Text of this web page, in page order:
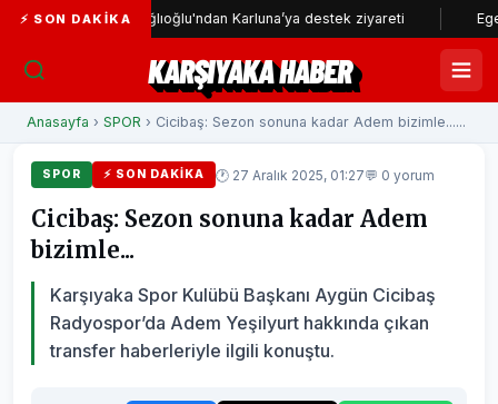
⚡ SON DAKIKA
Başkanı Dağlıoğlu'ndan Karluna’ya destek ziyareti Ege
KARŞIYAKA HABER
Anasayfa › SPOR › Cicibaş: Sezon sonuna kadar Adem bizimle......
SPOR ⚡ SON DAKIKA 🕐 27 Aralık 2025, 01:27💬 0 yorum
Cicibaş: Sezon sonuna kadar Adem
bizimle...
Karşıyaka Spor Kulübü Başkanı Aygün Cicibaş
Radyospor’da Adem Yeşilyurt hakkında çıkan
transfer haberleriyle ilgili konuştu.